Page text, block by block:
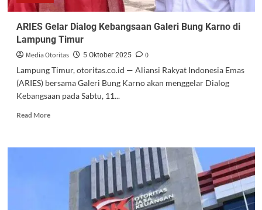
ARIES Gelar Dialog Kebangsaan Galeri Bung Karno di
Lampung Timur
Media Otoritas 5 Oktober 2025
0
Lampung Timur, otoritas.co.id — Aliansi Rakyat Indonesia Emas
(ARIES) bersama Galeri Bung Karno akan menggelar Dialog
Kebangsaan pada Sabtu, 11...
Read More